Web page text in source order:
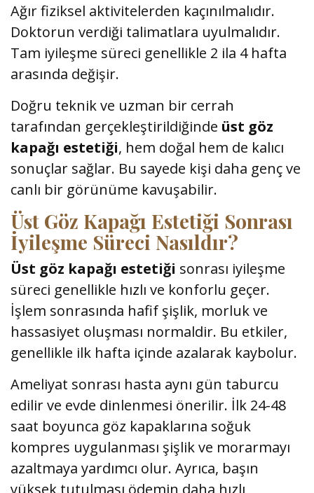
Ağır fiziksel aktivitelerden kaçınılmalıdır.
Doktorun verdiği talimatlara uyulmalıdır.
Tam iyileşme süreci genellikle 2 ila 4 hafta
arasında değişir.
Doğru teknik ve uzman bir cerrah
tarafından gerçekleştirildiğinde üst göz
kapağı estetiği, hem doğal hem de kalıcı
sonuçlar sağlar. Bu sayede kişi daha genç ve
canlı bir görünüme kavuşabilir.
Üst Göz Kapağı Estetiği Sonrası
İyileşme Süreci Nasıldır?
Üst göz kapağı estetiği sonrası iyileşme
süreci genellikle hızlı ve konforlu geçer.
İşlem sonrasında hafif şişlik, morluk ve
hassasiyet oluşması normaldir. Bu etkiler,
genellikle ilk hafta içinde azalarak kaybolur.
Ameliyat sonrası hasta aynı gün taburcu
edilir ve evde dinlenmesi önerilir. İlk 24-48
saat boyunca göz kapaklarına soğuk
kompres uygulanması şişlik ve morarmayı
azaltmaya yardımcı olur. Ayrıca, başın
yüksek tutulması ödemin daha hızlı